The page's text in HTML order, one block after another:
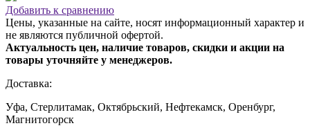
Добавить к сравнению
Цены, указанные на сайте, носят информационный характер и
не являются публичной офертой.
Актуальность цен, наличие товаров, скидки и акции на
товары уточняйте у менеджеров.
Доставка:
Уфа, Стерлитамак, Октябрьский, Нефтекамск, Оренбург,
Магнитогорск